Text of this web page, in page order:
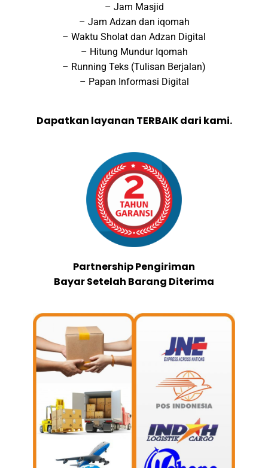
– Jam Masjid
– Jam Adzan dan iqomah
– Waktu Sholat dan Adzan Digital
– Hitung Mundur Iqomah
– Running Teks (Tulisan Berjalan)
– Papan Informasi Digital
Dapatkan layanan TERBAIK dari kami.
Partnership Pengiriman
Bayar Setelah Barang Diterima